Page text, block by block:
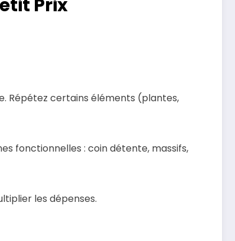
Prix
Répétez certains éléments (plantes,
fonctionnelles : coin détente, massifs,
les dépenses.